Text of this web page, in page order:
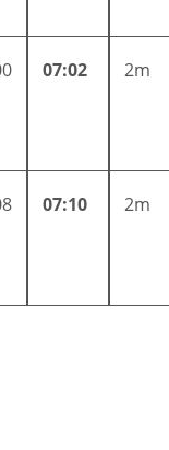
07:02 2m
07:10 2m